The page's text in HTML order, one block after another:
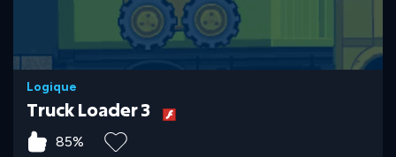
Logique
Truck Loader 3
85%